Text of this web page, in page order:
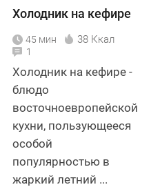
Холодник на кефире
45 мин 38 Ккал
1
Холодник на кефире -
блюдо
восточноевропейской
кухни, пользующееся
особой
популярностью в
жаркий летний ...